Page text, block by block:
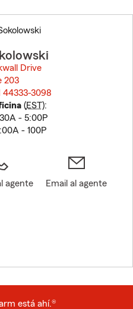
to
before
Drive
203
44333-3098
(EST):
- 5:00P
- 100P
agente Email al agente
está ahí.®